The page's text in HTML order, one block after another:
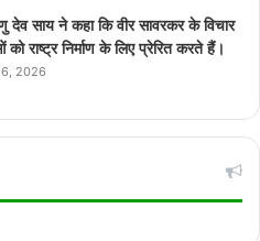
देव साय ने कहा कि वीर सावरकर के विचार
राष्ट्र निर्माण के लिए प्रेरित करते हैं।
2026